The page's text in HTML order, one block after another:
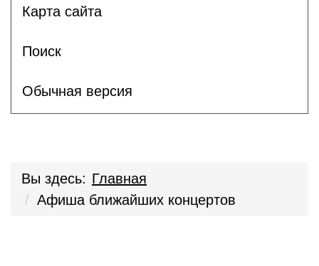
Карта сайта
Поиск
Обычная версия
Вы здесь: Главная
Афиша ближайших концертов